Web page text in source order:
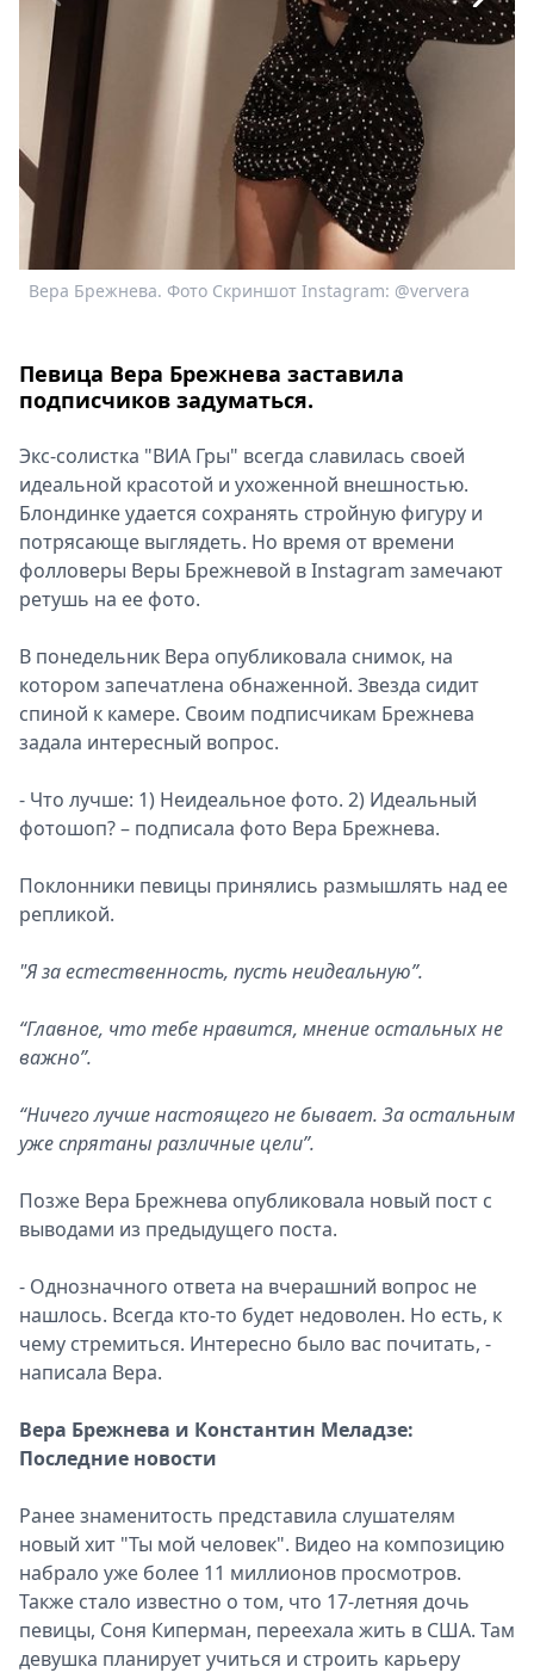
Вера Брежнева. Фото Скриншот Instagram: @ververa
Певица Вера Брежнева заставила
подписчиков задуматься.
Экс-солистка "ВИА Гры" всегда славилась своей
идеальной красотой и ухоженной внешностью.
Блондинке удается сохранять стройную фигуру и
потрясающе выглядеть. Но время от времени
фолловеры Веры Брежневой в Instagram замечают
ретушь на ее фото.
В понедельник Вера опубликовала снимок, на
котором запечатлена обнаженной. Звезда сидит
спиной к камере. Своим подписчикам Брежнева
задала интересный вопрос.
- Что лучше: 1) Неидеальное фото. 2) Идеальный
фотошоп? – подписала фото Вера Брежнева.
Поклонники певицы принялись размышлять над ее
репликой.
"Я за естественность, пусть неидеальную”.
“Главное, что тебе нравится, мнение остальных не
важно”.
“Ничего лучше настоящего не бывает. За остальным
уже спрятаны различные цели”.
Позже Вера Брежнева опубликовала новый пост с
выводами из предыдущего поста.
- Однозначного ответа на вчерашний вопрос не
нашлось. Всегда кто-то будет недоволен. Но есть, к
чему стремиться. Интересно было вас почитать, -
написала Вера.
Вера Брежнева и Константин Меладзе:
Последние новости
Ранее знаменитость представила слушателям
новый хит "Ты мой человек". Видео на композицию
набрало уже более 11 миллионов просмотров.
Также стало известно о том, что 17-летняя дочь
певицы, Соня Киперман, переехала жить в США. Там
девушка планирует учиться и строить карьеру